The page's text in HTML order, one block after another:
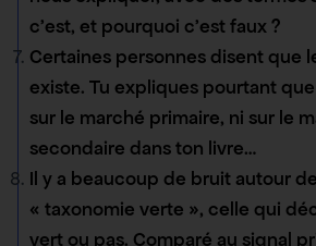
c’est, et pourquoi c’est faux ?
Certaines personnes disent que
existe. Tu expliques pourtant que
sur le marché primaire, ni sur le
secondaire dans ton livre…
Il y a beaucoup de bruit autour
« taxonomie verte », celle qui
vert ou pas. Comparé au signal